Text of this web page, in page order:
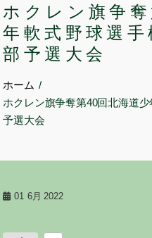
ホクレン旗争
年軟式野球選
部予選大会
ホーム
ホクレン旗争奪第40回北海道
予選大会
01 6月 2022